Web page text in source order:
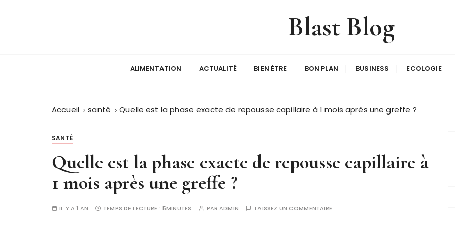
Blast Blog
ALIMENTATION ACTUALITÉ BIEN ÉTRE BON PLAN BUSINESS ECOLOGIE
Accueil santé Quelle est la phase exacte de repousse capillaire à 1 mois après une greffe ?
SANTÉ
Quelle est la phase exacte de repousse capillaire à
1 mois après une greffe ?
IL Y A 1 AN TEMPS DE LECTURE : 5MINUTES PARADMIN LAISSEZ UN COMMENTAIRE